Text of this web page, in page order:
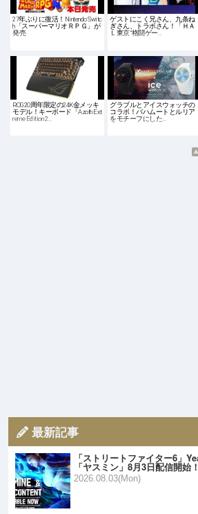
27年ぶりに復活！Nintendo Switc
h「スーパーマリオＲＰＧ」が
発売
ゲストにこく兄さん、九条ね
ぎさん、トラボさん！「ＨＡ
Ｌ東京 “格闘ゲー…
ROG20周年限定の24K金メッキ
モデル！キーボード「Azoth Ext
reme Edition 2…
グラブルとアイスウォッチの
コラボ！バハムートとルリア
をモチーフにした…
最新記事
「ストリートファイター6」
「ヤスミン」8月3日配信開始
2026.08.03(Mon)